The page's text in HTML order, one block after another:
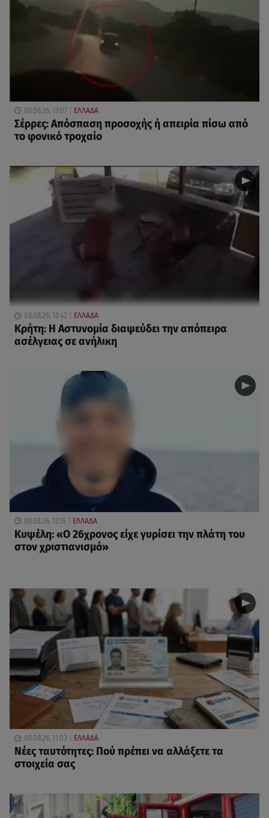
08.08.26, 13:07 ΕΛΛΑΔΑ
Σέρρες: Απόσπαση προσοχής ή απειρία πίσω από
το φονικό τροχαίο
08.08.26, 12:42 ΕΛΛΑΔΑ
Κρήτη: Η Αστυνομία διαψεύδει την απόπειρα
ασέλγειας σε ανήλικη
08.08.26, 12:15 ΕΛΛΑΔΑ
Κυψέλη: «Ο 26χρονος είχε γυρίσει την πλάτη του
στον χριστιανισμό»
08.08.26, 11:03 ΕΛΛΑΔΑ
Νέες ταυτότητες: Πού πρέπει να αλλάξετε τα
στοιχεία σας